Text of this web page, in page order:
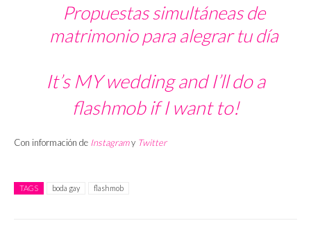
Propuestas simultáneas de
matrimonio para alegrar tu día
It’s MY wedding and I’ll do a
flashmob if I want to!
Con información de Instagramy Twitter
TAGS boda gay flashmob